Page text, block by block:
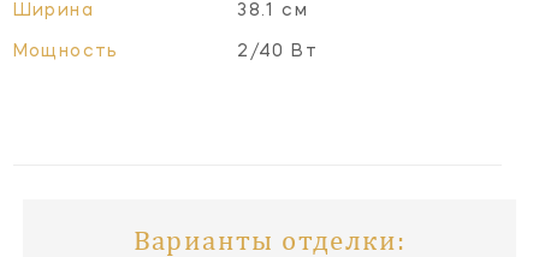
Ширина 38.1 см
Мощность 2/40 Вт
Варианты отделки: